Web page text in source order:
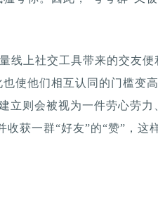
线上社交工具带来的交友便
使他们相互认同的门槛变
立则会被视为一件劳心劳力
获一群“好友”的“赞”，这